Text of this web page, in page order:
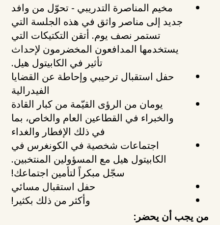
مخيم المناصرة التدريبي - تحوّل من وافد
جديد إلى مناصر واثق في هذه الجلسة التي
تستمر نصف يوم. أتقن التكتيكات التي
يستخدمها المدافعون المخضرمون لإحداث
تأثير في الكابيتول هيل.
حفل استقبال ترحيبي وإحاطة عن القضايا
الفيدرالية
يومان من الرؤى القيّمة من كبار القادة
والخبراء في القطاعين العام والخاص، بما
في ذلك الإفطار والغداء
اجتماعات شخصية في الكونغرس في
الكابيتول هيل مع المسؤولين المنتخبين.
سجّل مبكراً لتأمين اجتماعك!
حفل استقبال مسائي
وأكثر من ذلك بكثير!
من يجب أن يحضر: